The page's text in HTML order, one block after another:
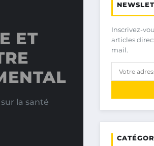
ET
la santé
Inscrivez-
articles
mail.